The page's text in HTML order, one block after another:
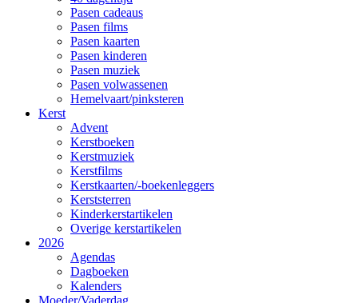
Pasen cadeaus
Pasen films
Pasen kaarten
Pasen kinderen
Pasen muziek
Pasen volwassenen
Hemelvaart/pinksteren
Kerst
Advent
Kerstboeken
Kerstmuziek
Kerstfilms
Kerstkaarten/-boekenleggers
Kerststerren
Kinderkerstartikelen
Overige kerstartikelen
2026
Agendas
Dagboeken
Kalenders
Moeder/Vaderdag